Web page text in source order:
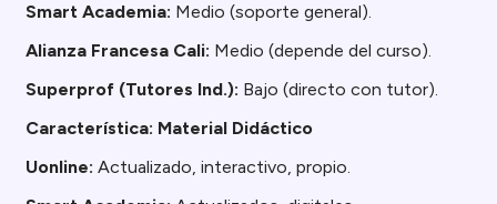
Smart Academia: Medio (soporte general).
Alianza Francesa Cali: Medio (depende del curso).
Superprof (Tutores Ind.): Bajo (directo con tutor).
Característica: Material Didáctico
Uonline: Actualizado, interactivo, propio.